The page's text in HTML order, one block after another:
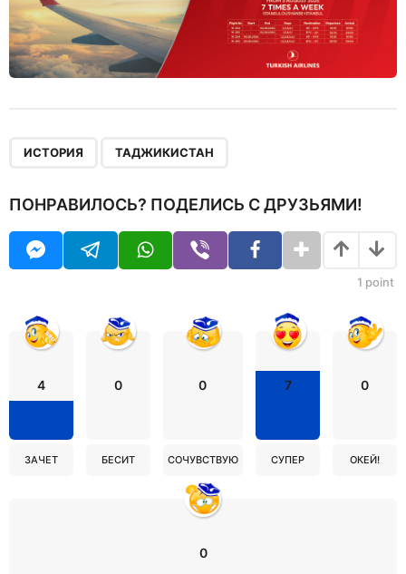
ИСТОРИЯ ТАДЖИКИСТАН
ПОНРАВИЛОСЬ? ПОДЕЛИСЬ С ДРУЗЬЯМИ!
1 point
4
ЗАЧЕТ
0
БЕСИТ
0
СОЧУВСТВУЮ
7
СУПЕР
0
ОКЕЙ!
0